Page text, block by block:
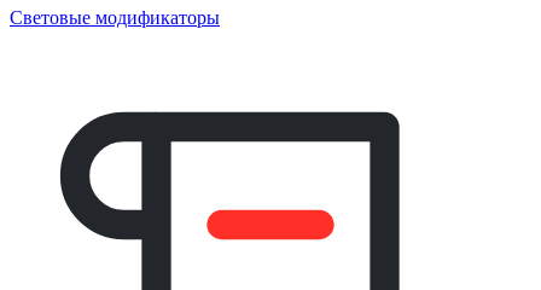
Световые модификаторы